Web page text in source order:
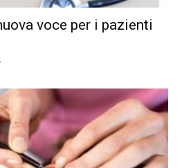
voce per i pazienti